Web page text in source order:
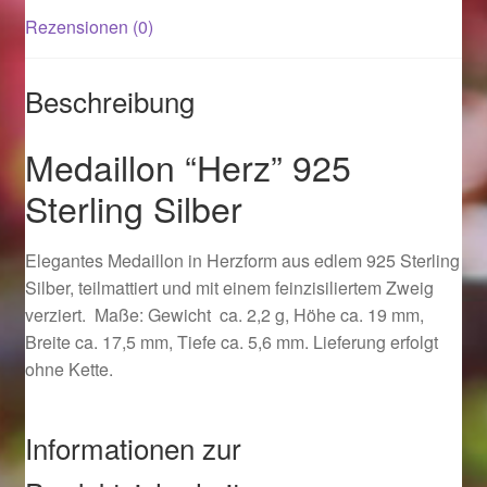
Magisches und Festliches zu Halloween 2022
Mein Konto
Logout
Ostergeschenke finden für Ostern 2015
Ostergeschenke finden für Ostern 2016
Ostergeschenke finden für Ostern 2018
Rezensionen (0)
Beschreibung
Medaillon “Herz” 925
Sterling Silber
Elegantes Medaillon in Herzform aus edlem 925 Sterling
Silber, teilmattiert und mit einem feinzisiliertem Zweig
verziert. Maße: Gewicht ca. 2,2 g, Höhe ca. 19 mm,
Breite ca. 17,5 mm, Tiefe ca. 5,6 mm. Lieferung erfolgt
ohne Kette.
Informationen zur